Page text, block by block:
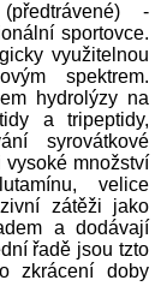
-
sportovce.
využitelnou
spektrem.
hydrolýzy na
a tripeptidy,
syrovátkové
vysoké množství
velice
zátěži jako
a dodávají
řadě jsou tzto
zkrácení doby